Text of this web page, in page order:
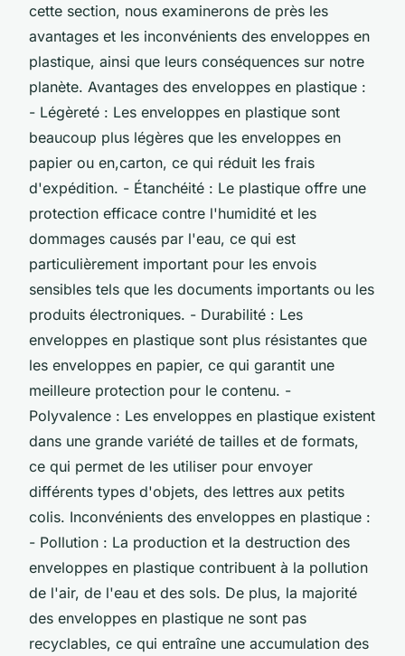
cette section, nous examinerons de près les
avantages et les inconvénients des enveloppes en
plastique, ainsi que leurs conséquences sur notre
planète. Avantages des enveloppes en plastique :
- Légèreté : Les enveloppes en plastique sont
beaucoup plus légères que les enveloppes en
papier ou en,carton, ce qui réduit les frais
d'expédition. - Étanchéité : Le plastique offre une
protection efficace contre l'humidité et les
dommages causés par l'eau, ce qui est
particulièrement important pour les envois
sensibles tels que les documents importants ou les
produits électroniques. - Durabilité : Les
enveloppes en plastique sont plus résistantes que
les enveloppes en papier, ce qui garantit une
meilleure protection pour le contenu. -
Polyvalence : Les enveloppes en plastique existent
dans une grande variété de tailles et de formats,
ce qui permet de les utiliser pour envoyer
différents types d'objets, des lettres aux petits
colis. Inconvénients des enveloppes en plastique :
- Pollution : La production et la destruction des
enveloppes en plastique contribuent à la pollution
de l'air, de l'eau et des sols. De plus, la majorité
des enveloppes en plastique ne sont pas
recyclables, ce qui entraîne une accumulation des